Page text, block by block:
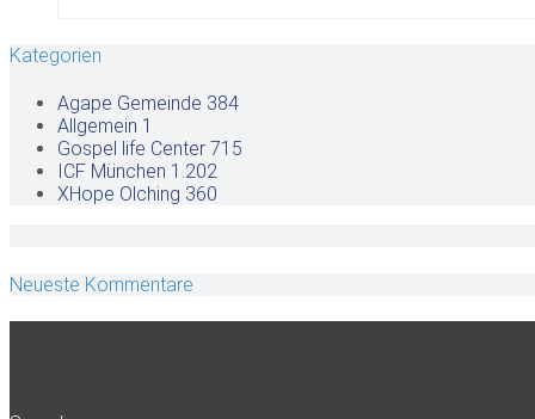
Kategorien
Agape Gemeinde 384
Allgemein 1
Gospel life Center 715
ICF München 1.202
XHope Olching 360
Neueste Kommentare